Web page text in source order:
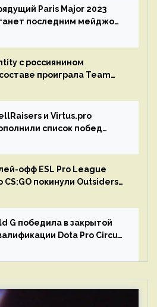
Paris Major 2023
последним мейджор-
с россиянином
проиграла Team
и Virtus.pro
список побед
офф ESL Pro League
CS:GO покинули Outsiders
G победила в закрытой
Dota Pro Circuit